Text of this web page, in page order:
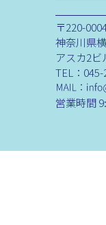
〒220-
神奈川県
アスカ2ビ
TEL：
営業時間